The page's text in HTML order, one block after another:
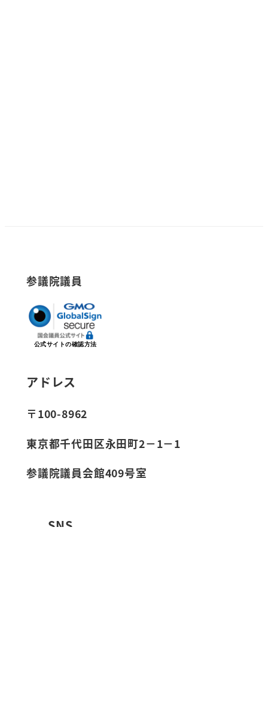
参議院議員
公式サイトの確認方法
アドレス
〒100-8962
東京都千代田区永田町2－1－1
参議院議員会館409号室
SNS